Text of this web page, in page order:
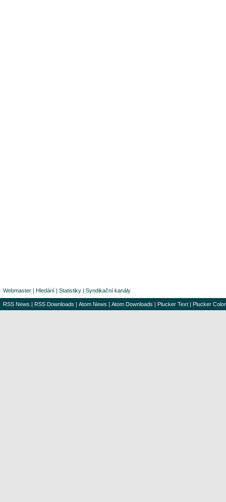
Webmaster | Hledání | Statistiky | Syndikační kanály
RSS News | RSS Downloads | Atom News | Atom Downloads | Plucker Text | Plucker Color